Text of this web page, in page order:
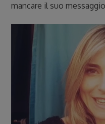
mancare il suo